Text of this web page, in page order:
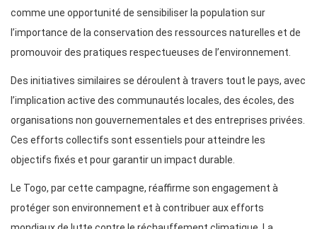
comme une opportunité de sensibiliser la population sur
l’importance de la conservation des ressources naturelles et de
promouvoir des pratiques respectueuses de l’environnement.
Des initiatives similaires se déroulent à travers tout le pays, avec
l’implication active des communautés locales, des écoles, des
organisations non gouvernementales et des entreprises privées.
Ces efforts collectifs sont essentiels pour atteindre les
objectifs fixés et pour garantir un impact durable.
Le Togo, par cette campagne, réaffirme son engagement à
protéger son environnement et à contribuer aux efforts